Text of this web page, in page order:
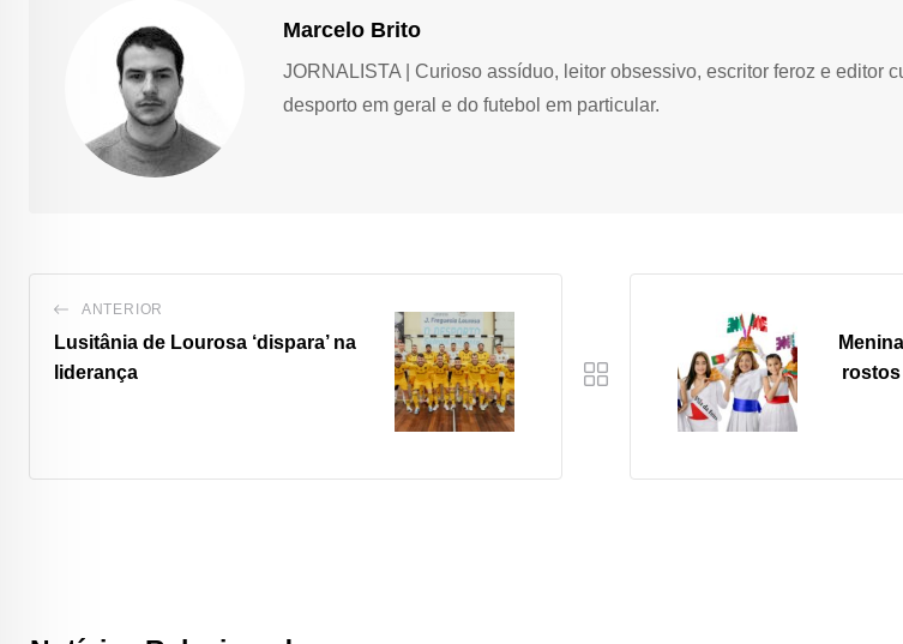
Marcelo Brito
JORNALISTA | Curioso assíduo, leitor obsessivo, escritor feroz e editor
desporto em geral e do futebol em particular.
ANTERIOR
Lusitânia de Lourosa ‘dispara’ na
liderança
rostos